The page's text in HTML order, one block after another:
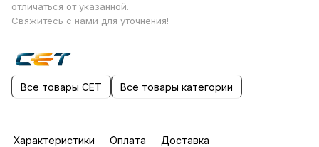
отличаться от указанной.
Свяжитесь с нами для уточнения!
Все товары CET Все товары категории
Характеристики Оплата Доставка